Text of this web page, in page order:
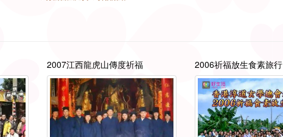
2007江西龍虎山傳度祈福 2006祈福放生食素旅行